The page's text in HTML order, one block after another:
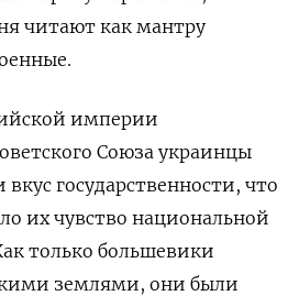
читают как мантру
империи
Союза украинцы
государственности, что
их чувство национальной
только большевики
землями, они были